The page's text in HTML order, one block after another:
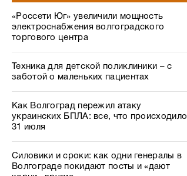
«Россети Юг» увеличили мощность
электроснабжения волгоградского
торгового центра
Техника для детской поликлиники – с
заботой о маленьких пациентах
Как Волгоград пережил атаку
украинских БПЛА: все, что происходило
31 июля
Силовики и сроки: как одни генералы в
Волгограде покидают посты и «дают